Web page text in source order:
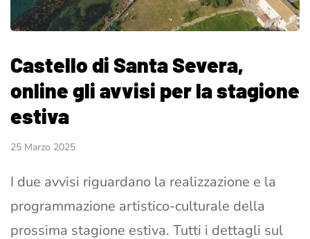
Castello di Santa Severa,
online gli avvisi per la stagione
estiva
25 Marzo 2025
I due avvisi riguardano la realizzazione e la
programmazione artistico-culturale della
prossima stagione estiva. Tutti i dettagli sul